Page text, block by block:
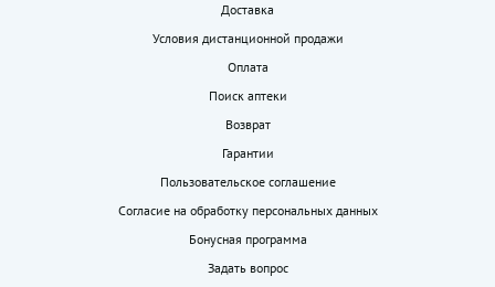
Доставка
Условия дистанционной продажи
Оплата
Поиск аптеки
Возврат
Гарантии
Пользовательское соглашение
Согласие на обработку персональных данных
Бонусная программа
Задать вопрос